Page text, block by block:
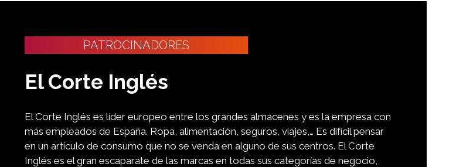
PATROCINADORES
El Corte Inglés
El Corte Inglés es líder europeo entre los grandes almacenes y es la empresa con
más empleados de España. Ropa, alimentación, seguros, viajes,… Es difícil pensar
en un artículo de consumo que no se venda en alguno de sus centros. El Corte
Inglés es el gran escaparate de las marcas en todas sus categorías de negocio,